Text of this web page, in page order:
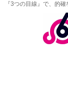
『3つの目線』で、的確